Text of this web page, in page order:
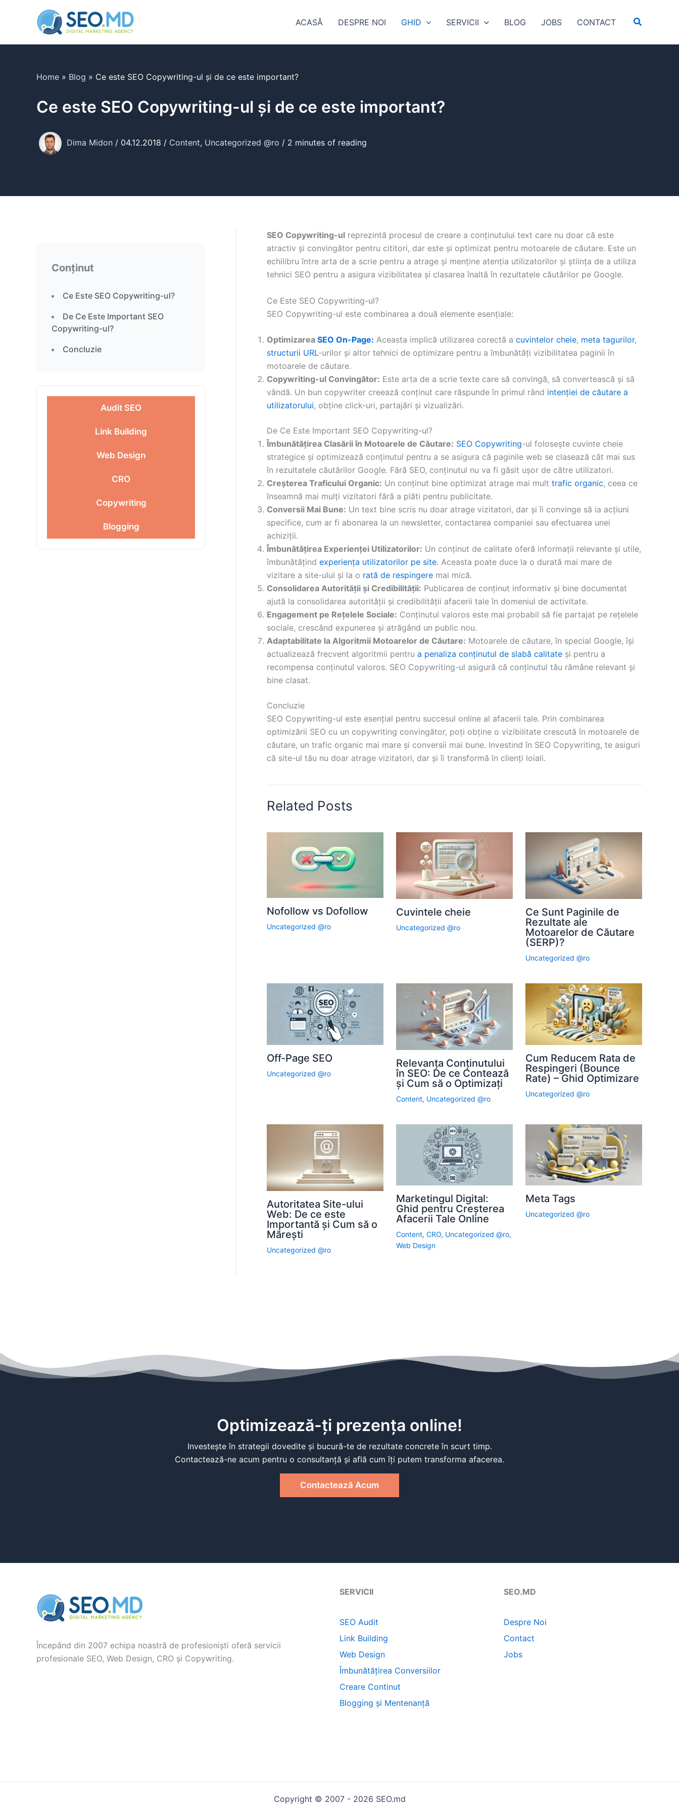
ACASĂ DESPRE NOI GHID SERVICII BLOG JOBS CONTACT Search
Home » Blog » Ce este SEO Copywriting-ul și de ce este important?
Ce este SEO Copywriting-ul și de ce este important?
Dima Midon / 04.12.2018 / Content, Uncategorized @ro / 2 minutes of reading
Conținut
Ce Este SEO Copywriting-ul?
De Ce Este Important SEO
Copywriting-ul?
Concluzie
Audit SEO
Link Building
Web Design
CRO
Copywriting
Blogging
SEO Copywriting-ul reprezintă procesul de creare a conținutului text care nu doar că este
atractiv și convingător pentru cititori, dar este și optimizat pentru motoarele de căutare. Este un
echilibru între arta de a scrie pentru a atrage și menține atenția utilizatorilor și știința de a utiliza
tehnici SEO pentru a asigura vizibilitatea și clasarea înaltă în rezultatele căutărilor pe Google.
Ce Este SEO Copywriting-ul?
SEO Copywriting-ul este combinarea a două elemente esențiale:
Optimizarea SEO On-Page: Aceasta implică utilizarea corectă a cuvintelor cheie, meta tagurilor,
structurii URL-urilor și altor tehnici de optimizare pentru a îmbunătăți vizibilitatea paginii în
motoarele de căutare.
Copywriting-ul Convingător: Este arta de a scrie texte care să convingă, să convertească și să
vândă. Un bun copywriter creează conținut care răspunde în primul rând intenției de căutare a
utilizatorului, obține click-uri, partajări și vizualizări.
De Ce Este Important SEO Copywriting-ul?
Îmbunătățirea Clasării în Motoarele de Căutare: SEO Copywriting-ul folosește cuvinte cheie
strategice și optimizează conținutul pentru a se asigura că paginile web se clasează cât mai sus
în rezultatele căutărilor Google. Fără SEO, conținutul nu va fi găsit ușor de către utilizatori.
Creșterea Traficului Organic: Un conținut bine optimizat atrage mai mult trafic organic, ceea ce
înseamnă mai mulți vizitatori fără a plăti pentru publicitate.
Conversii Mai Bune: Un text bine scris nu doar atrage vizitatori, dar și îi convinge să ia acțiuni
specifice, cum ar fi abonarea la un newsletter, contactarea companiei sau efectuarea unei
achiziții.
Îmbunătățirea Experienței Utilizatorilor: Un conținut de calitate oferă informații relevante și utile,
îmbunătățind experiența utilizatorilor pe site. Aceasta poate duce la o durată mai mare de
vizitare a site-ului și la o rată de respingere mai mică.
Consolidarea Autorității și Credibilității: Publicarea de conținut informativ și bine documentat
ajută la consolidarea autorității și credibilității afacerii tale în domeniul de activitate.
Engagement pe Rețelele Sociale: Conținutul valoros este mai probabil să fie partajat pe rețelele
sociale, crescând expunerea și atrăgând un public nou.
Adaptabilitate la Algoritmii Motoarelor de Căutare: Motoarele de căutare, în special Google, își
actualizează frecvent algoritmii pentru a penaliza conținutul de slabă calitate și pentru a
recompensa conținutul valoros. SEO Copywriting-ul asigură că conținutul tău rămâne relevant și
bine clasat.
Concluzie
SEO Copywriting-ul este esențial pentru succesul online al afacerii tale. Prin combinarea
optimizării SEO cu un copywriting convingător, poți obține o vizibilitate crescută în motoarele de
căutare, un trafic organic mai mare și conversii mai bune. Investind în SEO Copywriting, te asiguri
că site-ul tău nu doar atrage vizitatori, dar și îi transformă în clienți loiali.
Related Posts
Nofollow vs Dofollow
Uncategorized @ro
Cuvintele cheie
Uncategorized @ro
Ce Sunt Paginile de
Rezultate ale
Motoarelor de Căutare
(SERP)?
Uncategorized @ro
Off-Page SEO
Uncategorized @ro
Relevanța Conținutului
în SEO: De ce Contează
și Cum să o Optimizați
Content, Uncategorized @ro
Cum Reducem Rata de
Respingeri (Bounce
Rate) – Ghid Optimizare
Uncategorized @ro
Autoritatea Site-ului
Web: De ce este
Importantă și Cum să o
Mărești
Uncategorized @ro
Marketingul Digital:
Ghid pentru Creșterea
Afacerii Tale Online
Content, CRO, Uncategorized @ro,
Web Design
Meta Tags
Uncategorized @ro
Optimizează-ți prezența online!
Investește în strategii dovedite și bucură-te de rezultate concrete în scurt timp.
Contactează-ne acum pentru o consultanță și află cum îți putem transforma afacerea.
Contactează Acum
Începând din 2007 echipa noastră de profesioniști oferă servicii
profesionale SEO, Web Design, CRO și Copywriting.
SERVICII
SEO Audit
Link Building
Web Design
Îmbunătățirea Conversiilor
Creare Continut
Blogging și Mentenanță
SEO.MD
Despre Noi
Contact
Jobs
Copyright © 2007 - 2026 SEO.md